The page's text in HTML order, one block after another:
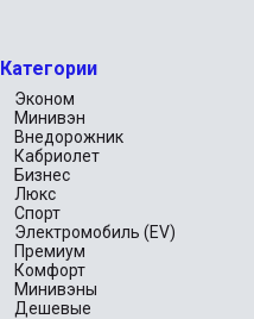
Категории
Эконом
Минивэн
Внедорожник
Кабриолет
Бизнес
Люкс
Спорт
Электромобиль (EV)
Премиум
Комфорт
Минивэны
Дешевые